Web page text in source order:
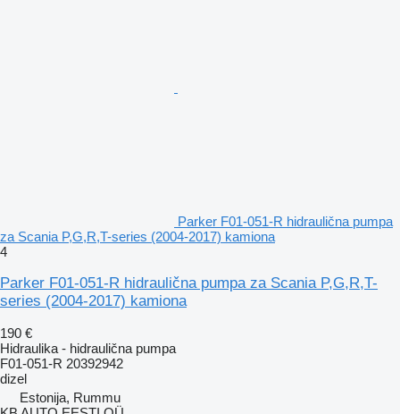
Parker F01-051-R hidraulična pumpa
za Scania P,G,R,T-series (2004-2017) kamiona
4
Parker F01-051-R hidraulična pumpa za Scania P,G,R,T-
series (2004-2017) kamiona
190 €
Hidraulika - hidraulična pumpa
F01-051-R 20392942
dizel
Estonija, Rummu